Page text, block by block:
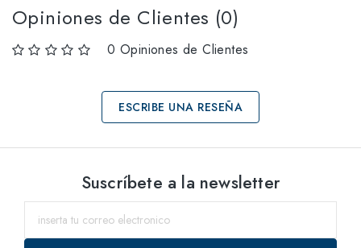
Opiniones de Clientes (0)
0 Opiniones de Clientes
ESCRIBE UNA RESEÑA
Selecciona tallas
dentro del
Suscríbete a la newsletter